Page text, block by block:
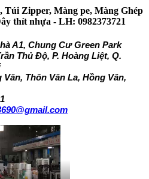
Túi Zipper, Màng pe, Màng Ghép
thít nhựa - LH: 0982373721
A1, Chung Cư Green Park
Thủ Độ, P. Hoàng Liệt, Q.
Thôn Vân La, Hồng Vân,